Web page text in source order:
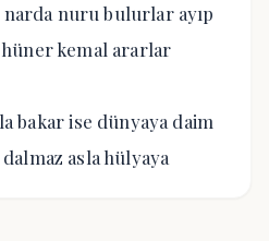
nuru bulurlar ayıp
kemal ararlar
bakar ise dünyaya daim
asla hülyaya